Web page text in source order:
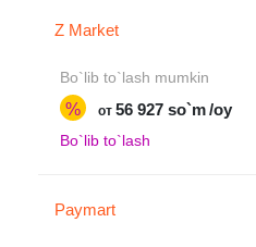
Z Market
Bo`lib to`lash mumkin
% от 56 927 so`m /oy
Bo`lib to`lash
Paymart